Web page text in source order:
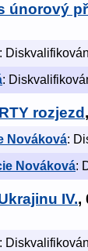
únorový
: Diskvalifikován
:
rozjezd
Nováková:
Nováková:
IV.,
: Diskvalifikován